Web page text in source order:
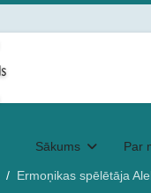
Sākums Par
Ermoņikas spēlētāja